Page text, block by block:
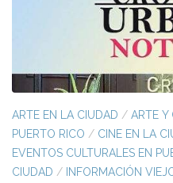
ARTE EN LA CIUDAD / ARTE Y
PUERTO RICO / CINE EN LA
EVENTOS CULTURALES EN
CIUDAD / INFORMACIÓN